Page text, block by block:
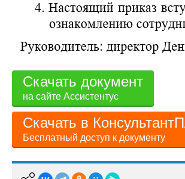
Скачать документ
на сайте Ассистентус
Скачать в
Бесплатный доступ к документу